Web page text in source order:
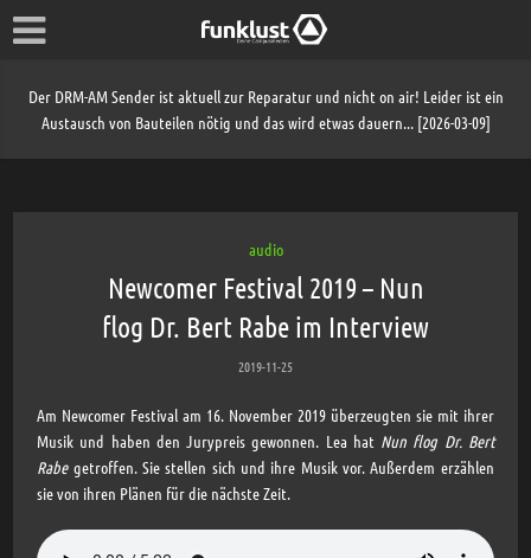
Der DRM-AM Sender ist aktuell zur Reparatur und nicht on air! Leider ist ein
Austausch von Bauteilen nötig und das wird etwas dauern... [2026-03-09]
audio
Newcomer Festival 2019 – Nun
flog Dr. Bert Rabe im Interview
2019-11-25
Am Newcomer Festival am 16. November 2019 überzeugten sie mit ihrer
Musik und haben den Jurypreis gewonnen. Lea hat Nun flog Dr. Bert
Rabegetroffen. Sie stellen sich und ihre Musik vor. Außerdem erzählen
sie von ihren Plänen für die nächste Zeit.